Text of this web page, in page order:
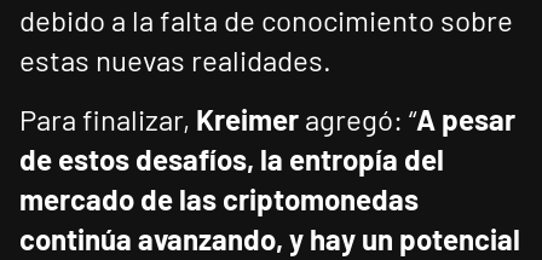
debido a la falta de conocimiento sobre
estas nuevas realidades.
Para finalizar, Kreimer agregó: “A pesar
de estos desafíos, la entropía del
mercado de las criptomonedas
continúa avanzando, y hay un potencial